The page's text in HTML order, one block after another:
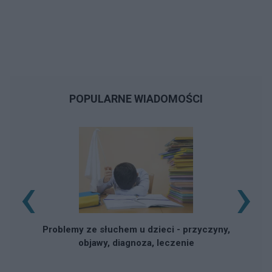
POPULARNE WIADOMOŚCI
Problemy ze słuchem u dzieci - przyczyny,
objawy, diagnoza, leczenie
‹ ›